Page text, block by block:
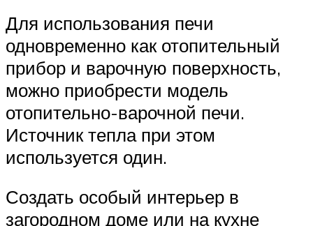
Для использования печи
одновременно как отопительный
прибор и варочную поверхность,
можно приобрести модель
отопительно-варочной печи.
Источник тепла при этом
используется один.
Создать особый интерьер в
загородном доме или на кухне